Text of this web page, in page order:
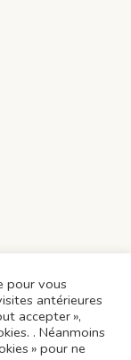
pour vous
antérieures
accepter »,
. Néanmoins
» pour ne